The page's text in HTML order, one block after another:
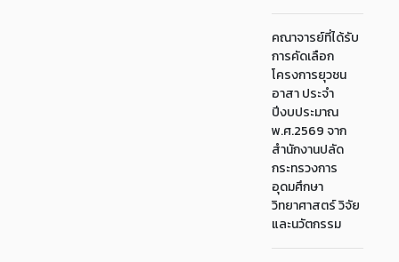
คณาจารย์ที่ได้รับ
การคัดเลือก
โครงการยุวชน
อาสา ประจำ
ปีงบประมาณ
พ.ศ.2569 จาก
สำนักงานปลัด
กระทรวงการ
อุดมศึกษา
วิทยาศาสตร์ วิจัย
และนวัตกรรม